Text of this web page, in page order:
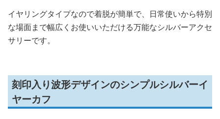
イヤリングタイプなので着脱が簡単で、日常使いから特別
な場面まで幅広くお使いいただける万能なシルバーアクセ
サリーです。
刻印入り波形デザインのシンプルシルバーイ
ヤーカフ